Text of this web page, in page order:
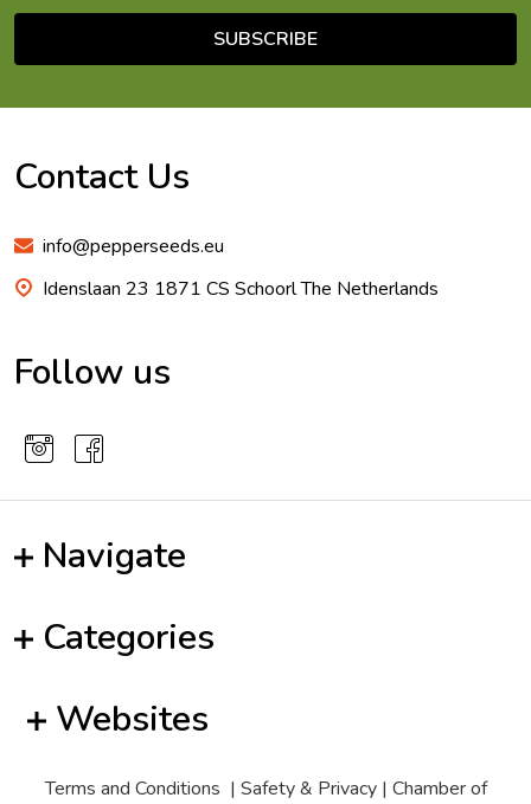
SUBSCRIBE
Contact Us
info@pepperseeds.eu
Idenslaan 23 1871 CS Schoorl The Netherlands
Follow us
Navigate
Categories
Websites
Terms and Conditions | Safety & Privacy| Chamber of